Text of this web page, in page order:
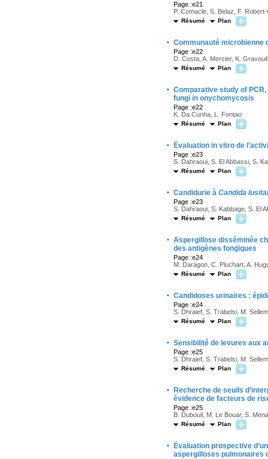
Page :e21
P. Comacle, S. Belaz, F.
Résumé Plan
· Communauté microbienne
Page :e22
D. Costa, A. Mercier, K.
Résumé Plan
· Comparative study of
fungi in onychomycosis
Page :e22
K. Da Cunha, L. Fontao
Résumé Plan
· Évaluation in vitro de
Page :e23
S. Dahraoui, S. El Abbassi, S.
Résumé Plan
· Candidurie à Candida
Page :e23
S. Dahraoui, S. Kabbage, S. El
Résumé Plan
· Aspergillose disséminée
des antigènes fongiques
Page :e24
M. Daragon, C. Pluchart, A.
Résumé Plan
· Candidoses urinaires :
Page :e24
S. Dhraief, S. Trabelsi, M.
Résumé Plan
· Sensibilité de levures aux
Page :e25
S. Dhraief, S. Trabelsi, M.
Résumé Plan
·
Recherche de seuils
évidence de facteurs de
Page :e25
B. Dubouil, M. Le Bouar, S.
Résumé Plan
·
Évaluation prospective
aspergilloses pulmonaires